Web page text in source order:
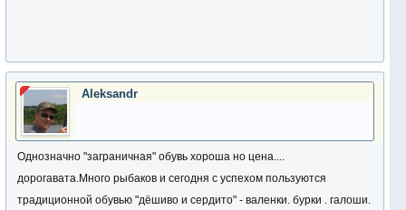
Aleksandr
Однозначно "заграничная" обувь хороша но цена....
дорогавата.Много рыбаков и сегодня с успехом пользуются
традиционной обувью "дёшиво и сердито" - валенки. бурки . галоши.